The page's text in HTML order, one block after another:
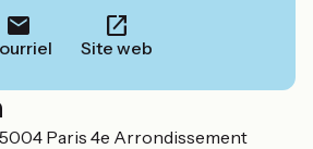
Site web
Paris 4e Arrondissement